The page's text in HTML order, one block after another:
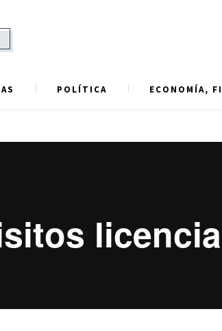
POLÍTICA ECONOMÍA,